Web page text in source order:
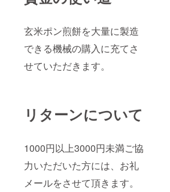
玄米ポン煎餅を大量に製造
できる機械の購入に充てさ
せていただきます。
リターンについて
1000円以上3000円未満ご協
力いただいた方には、お礼
メールをさせて頂きます。